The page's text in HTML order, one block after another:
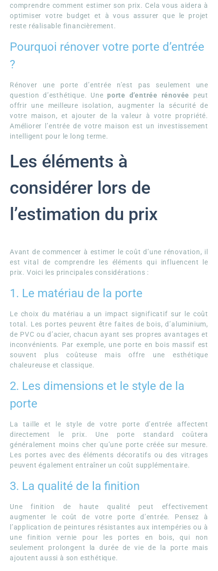
comprendre comment estimer son prix. Cela vous aidera à
optimiser votre budget et à vous assurer que le projet
reste réalisable financièrement.
Pourquoi rénover votre porte d’entrée
?
Rénover une porte d’entrée n’est pas seulement une
question d’esthétique. Une porte d’entrée rénovée
peut
offrir une meilleure isolation, augmenter la sécurité de
votre maison, et ajouter de la valeur à votre propriété.
Améliorer l’entrée de votre maison est un investissement
intelligent pour le long terme.
Les éléments à
considérer lors de
l’estimation du prix
Avant de commencer à estimer le coût d’une rénovation, il
est vital de comprendre les éléments qui influencent le
prix. Voici les principales considérations :
1. Le matériau de la porte
Le choix du matériau a un impact significatif sur le coût
total. Les portes peuvent être faites de bois, d’aluminium,
de PVC ou d’acier, chacun ayant ses propres avantages et
inconvénients. Par exemple, une porte en bois massif est
souvent plus coûteuse mais offre une esthétique
chaleureuse et classique.
2. Les dimensions et le style de la
porte
La taille et le style de votre porte d’entrée affectent
directement le prix. Une porte standard coûtera
généralement moins cher qu’une porte créée sur mesure.
Les portes avec des éléments décoratifs ou des vitrages
peuvent également entraîner un coût supplémentaire.
3. La qualité de la finition
Une finition de haute qualité peut effectivement
augmenter le coût de votre porte d’entrée. Pensez à
l’application de peintures résistantes aux intempéries ou à
une finition vernie pour les portes en bois, qui non
seulement prolongent la durée de vie de la porte mais
ajoutent aussi à son esthétique.